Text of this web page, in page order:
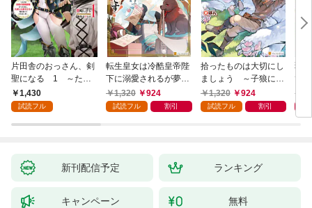
片田舎のおっさん、剣
聖になる 1 ～ただ
の田舎の剣術師範だっ
たのに、大成した弟子
ない件～
1,430
試読フル
転生皇女は冷酷皇帝陛
下に溺愛されるが夢は
冒険者です！
1,320 924
試読フル 割引
拾ったものは大切にし
ましょう ～子狼に気
に入られた男の転移物
語～
1,320 924
試読フル 割引
弱
て
～
新刊配信予定 ランキング
キャンペーン 無料